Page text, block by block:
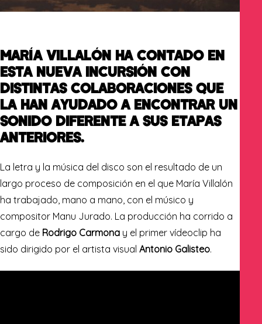
MARÍA VILLALÓN HA CONTADO EN
ESTA NUEVA INCURSIÓN CON
DISTINTAS COLABORACIONES QUE
LA HANAYUDADO A ENCONTRAR UN
SONIDO DIFERENTE A SUS ETAPAS
ANTERIORES.
La letra y la música del disco son el resultado de un
largo proceso de composición en el que María Villalón
ha trabajado, mano a mano, con el músico y
compositor Manu Jurado. La producción ha corrido a
cargo de Rodrigo Carmona y el primer vídeoclip ha
sido dirigido por el artista visual Antonio Galisteo.